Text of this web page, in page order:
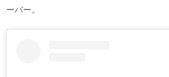
ーバー。